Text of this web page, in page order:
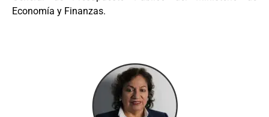
Economía y Finanzas.